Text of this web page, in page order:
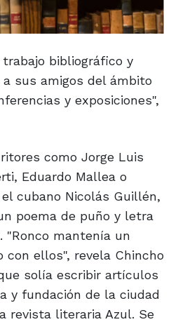
bibliográfico y
sus amigos del ámbito
y exposiciones",
como Jorge Luis
Eduardo Mallea o
cubano Nicolás Guillén,
poema de puño y letra
"Ronco mantenía un
con ellos", revela Chincho
solía escribir artículos
y fundación de la ciudad
revista literaria Azul. Se